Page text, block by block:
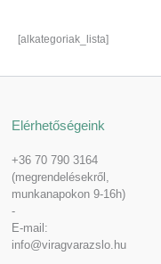
[alkategoriak_lista]
Elérhetőségeink
+36 70 790 3164
(megrendelésekről,
munkanapokon 9-16h)
-
E-mail:
info@viragvarazslo.hu